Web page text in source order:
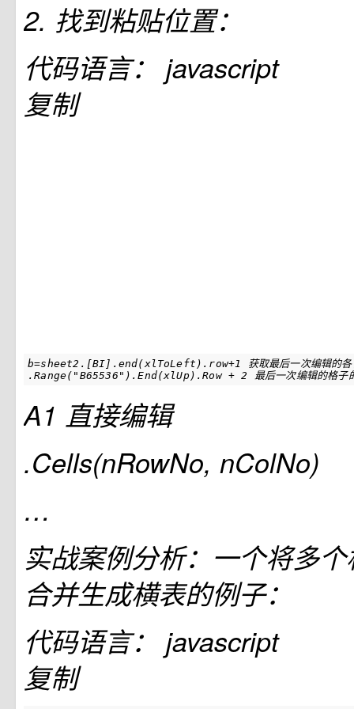
2. 找到粘贴位置：
代码语言： javascript
复制
b=sheet2.[BI].end(xlToLeft).row+1 获取最后一次编辑的各
.Range("B65536").End(xlUp).Row + 2 最后一次编辑的格子
A1 直接编辑
.Cells(nRowNo, nColNo)
…
实战案例分析：一个将多
合并生成横表的例子：
代码语言： javascript
复制